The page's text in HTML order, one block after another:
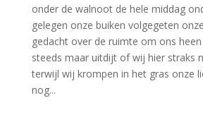
onder de walnoot de hele middag
gelegen onze buiken volgegeten
gedacht over de ruimte om ons
steeds maar uitdijt of wij hier straks
terwijl wij krompen in het gras onze
nog...